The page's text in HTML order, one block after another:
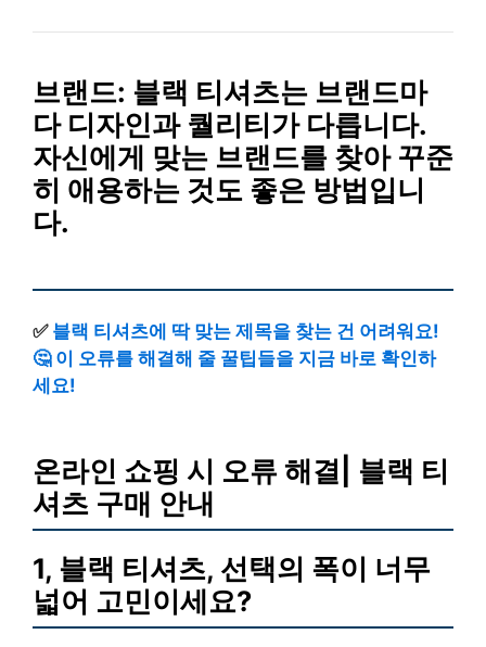
브랜드: 블랙 티셔츠는 브랜드마
다 디자인과 퀄리티가 다릅니다.
자신에게 맞는 브랜드를 찾아 꾸준
히 애용하는 것도 좋은 방법입니
다.
✅ 블랙 티셔츠에 딱 맞는 제목을 찾는 건 어려워요!
🤔 이 오류를 해결해 줄 꿀팁들을 지금 바로 확인하
세요!
온라인 쇼핑 시 오류 해결| 블랙 티
셔츠 구매 안내
1, 블랙 티셔츠, 선택의 폭이 너무
넓어 고민이세요?